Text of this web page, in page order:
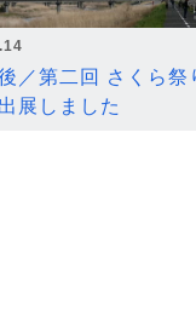
／第二回 さくら祭
展しました